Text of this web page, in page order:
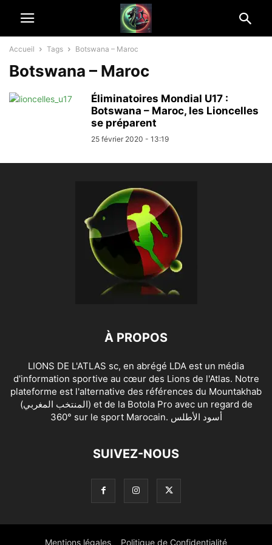
Accueil Tags Botswana – Maroc
Botswana – Maroc
Éliminatoires Mondial U17 :
Botswana – Maroc, les Lioncelles
se préparent
25 février 2020 - 13:19
À PROPOS
LIONS DE L'ATLAS sc, en abrégé LDA est un média
d'information sportive au cœur des Lions de l'Atlas. Notre
plateforme est l'alternative des références du Mountakhab
(المنتخب المغربي) et de la Botola Pro avec un regard de
360° sur le sport Marocain. أسود الأطلس
SUIVEZ-NOUS
Mentions légales Politique de Confidentialité